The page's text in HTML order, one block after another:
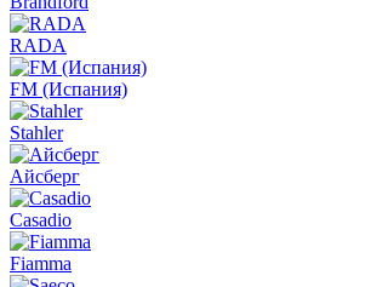
RADA
FM (Испания)
Stahler
Айсберг
Casadio
Fiamma